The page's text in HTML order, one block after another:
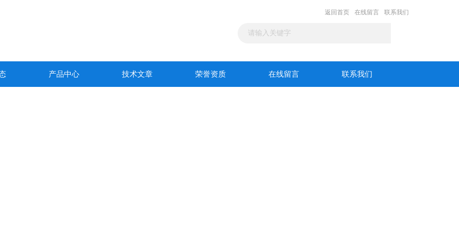
返回首页 在线留言 联系我们
产品中心 技术文章 荣誉资质 在线留言 联系我们